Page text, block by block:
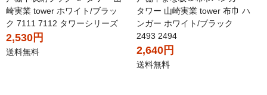
崎実業 tower ホワイト/ブラッ
ク 7111 7112 タワーシリーズ
2,530円
送料無料
タワー 山崎実業 tower 布巾 ハ
ンガー ホワイト/ブラック
2493 2494
2,640円
送料無料